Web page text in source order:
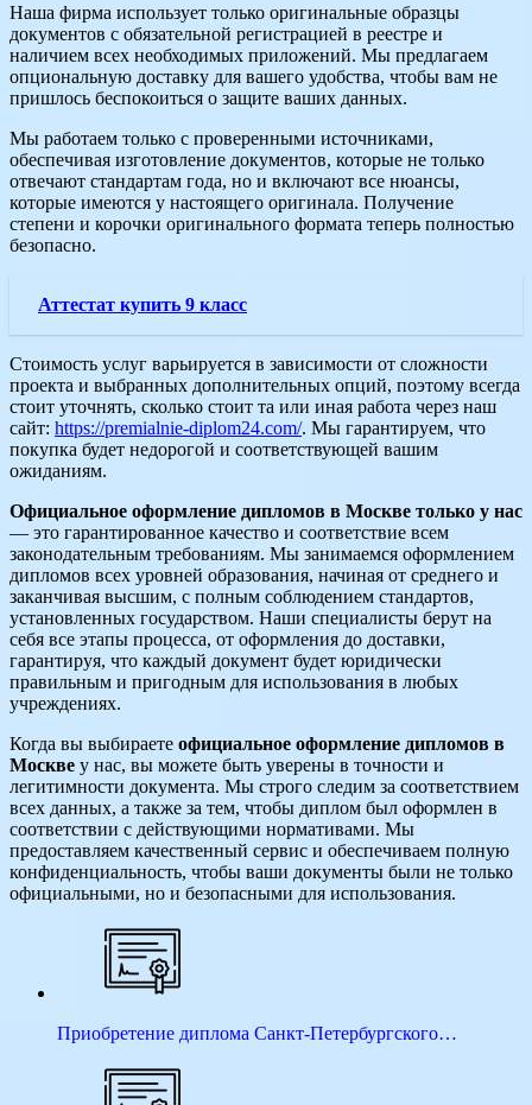
Наша фирма использует только оригинальные образцы
документов с обязательной регистрацией в реестре и
наличием всех необходимых приложений. Мы предлагаем
опциональную доставку для вашего удобства, чтобы вам не
пришлось беспокоиться о защите ваших данных.
Мы работаем только с проверенными источниками,
обеспечивая изготовление документов, которые не только
отвечают стандартам года, но и включают все нюансы,
которые имеются у настоящего оригинала. Получение
степени и корочки оригинального формата теперь полностью
безопасно.
Аттестат купить 9 класс
Стоимость услуг варьируется в зависимости от сложности
проекта и выбранных дополнительных опций, поэтому всегда
стоит уточнять, сколько стоит та или иная работа через наш
сайт: https://premialnie-diplom24.com/. Мы гарантируем, что
покупка будет недорогой и соответствующей вашим
ожиданиям.
Официальное оформление дипломов в Москве только у нас
— это гарантированное качество и соответствие всем
законодательным требованиям. Мы занимаемся оформлением
дипломов всех уровней образования, начиная от среднего и
заканчивая высшим, с полным соблюдением стандартов,
установленных государством. Наши специалисты берут на
себя все этапы процесса, от оформления до доставки,
гарантируя, что каждый документ будет юридически
правильным и пригодным для использования в любых
учреждениях.
Когда вы выбираете официальное оформление дипломов в
Москве у нас, вы можете быть уверены в точности и
легитимности документа. Мы строго следим за соответствием
всех данных, а также за тем, чтобы диплом был оформлен в
соответствии с действующими нормативами. Мы
предоставляем качественный сервис и обеспечиваем полную
конфиденциальность, чтобы ваши документы были не только
официальными, но и безопасными для использования.
Приобретение диплома Санкт-Петербургского…